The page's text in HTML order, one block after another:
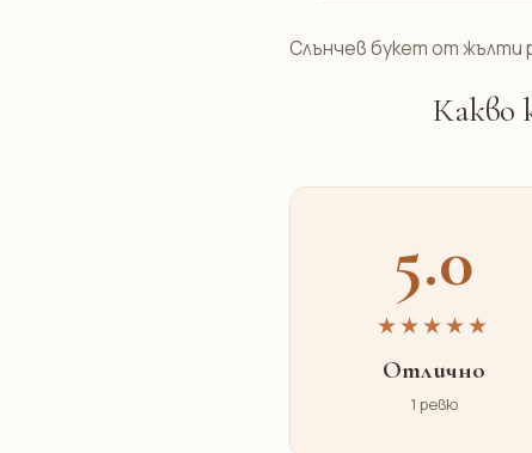
Слънчев букет от жълти
Какво
5.0
★★★★★
Отлично
1 ревю